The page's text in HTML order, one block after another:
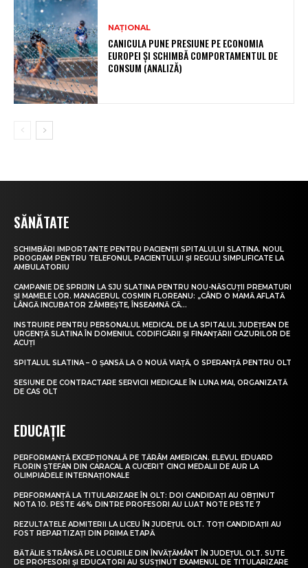
NAȚIONAL
CANICULA PUNE PRESIUNE PE ECONOMIA
EUROPEI ȘI SCHIMBĂ COMPORTAMENTUL DE
CONSUM (ANALIZĂ)
SĂNĂTATE
SCHIMBĂRI IMPORTANTE PENTRU PACIENȚII SPITALULUI SLATINA. NOUL
PROGRAM PENTRU TELEFONUL PACIENTULUI ȘI REGULI SIMPLIFICATE LA
AMBULATORIU
CAMPANIE DE SPRIJIN LA SJU SLATINA PENTRU NOU-NĂSCUȚII PREMATURI
ȘI MAMELE LOR. MANAGERUL COSMIN FLOREANU: „CÂND O MAMĂ AFLATĂ
LÂNGĂ INCUBATOR ZÂMBEȘTE, ÎNSEAMNĂ CĂ...
INSTRUIRE PENTRU PERSONALUL MEDICAL DE LA SPITALUL JUDEȚEAN DE
URGENȚĂ SLATINA ÎN DOMENIUL CODIFICĂRII ȘI FINANȚĂRII CAZURILOR DE
ACUȚI
SPITALUL SLATINA – O ȘANSĂ LA O NOUĂ VIAȚĂ, O SPERANȚĂ PENTRU OLT
SESIUNE DE CONTRACTARE SERVICII MEDICALE ÎN LUNA MAI, ORGANIZATĂ
DE CAS OLT
EDUCAȚIE
PERFORMANȚĂ EXCEPȚIONALĂ PE TĂRÂM AMERICAN. ELEVUL EDUARD
FLORIN ȘTEFAN DIN CARACAL A CUCERIT CINCI MEDALII DE AUR LA
OLIMPIADELE INTERNAȚIONALE
PERFORMANȚĂ LA TITULARIZARE ÎN OLT: DOI CANDIDAȚI AU OBȚINUT
NOTA 10. PESTE 46% DINTRE PROFESORI AU LUAT NOTE PESTE 7
REZULTATELE ADMITERII LA LICEU ÎN JUDEȚUL OLT. TOȚI CANDIDAȚII AU
FOST REPARTIZAȚI DIN PRIMA ETAPĂ
BĂTĂLIE STRÂNSĂ PE LOCURILE DIN ÎNVĂȚĂMÂNT ÎN JUDEȚUL OLT. SUTE
DE PROFESORI ȘI EDUCATORI AU SUSȚINUT EXAMENUL DE TITULARIZARE